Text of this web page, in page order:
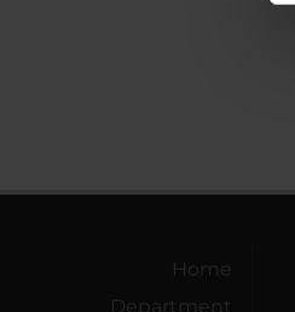
Home
Department